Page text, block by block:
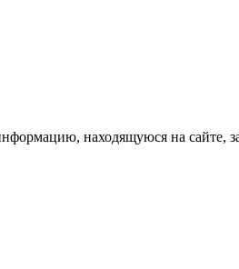
находящуюся на сайте,